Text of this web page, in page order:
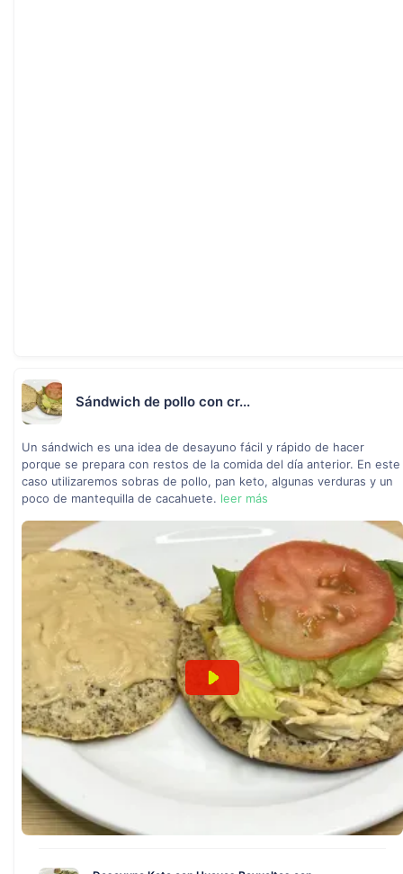
Sándwich de pollo con cr...
Un sándwich es una idea de desayuno fácil y rápido de hacer
porque se prepara con restos de la comida del día anterior. En este
caso utilizaremos sobras de pollo, pan keto, algunas verduras y un
poco de mantequilla de cacahuete. leer más